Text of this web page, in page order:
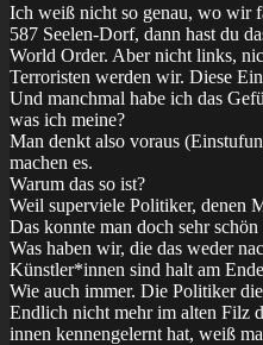
Ich weiß nicht so genau, wo wir
587 Seelen-Dorf, dann hast du
World Order. Aber nicht links,
Terroristen werden wir. Diese
Und manchmal habe ich das
was ich meine?
Man denkt also voraus
machen es.
Warum das so ist?
Weil superviele Politiker, denen
Das konnte man doch sehr
Was haben wir, die das weder
Künstler*innen sind halt am
Wie auch immer. Die Politiker
Endlich nicht mehr im alten Filz
innen kennengelernt hat, weiß